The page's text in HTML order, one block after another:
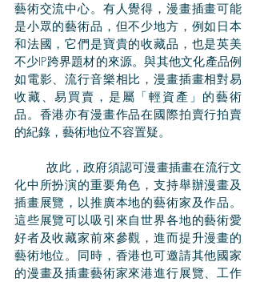
藝術交流中心。有人覺得，漫畫插畫可能
是小眾的藝術品，但不少地方，例如日本
和法國，它們是寶貴的收藏品，也是英美
不少IP跨界題材的來源。與其他文化產品例
如電影、流行音樂相比，漫畫插畫相對易
收藏、易買賣，是屬「輕資產」的藝術
品。香港亦有漫畫作品在國際拍賣行拍賣
的紀錄，藝術地位不容置疑。
	故此，政府須認可漫畫插畫在流行文
化中所扮演的重要角色，支持舉辦漫畫及
插畫展覽，以推廣本地的藝術家及作品。
這些展覽可以吸引來自世界各地的藝術愛
好者及收藏家前來參觀，進而提升漫畫的
藝術地位。同時，香港也可邀請其他國家
的漫畫及插畫藝術家來港進行展覽、工作